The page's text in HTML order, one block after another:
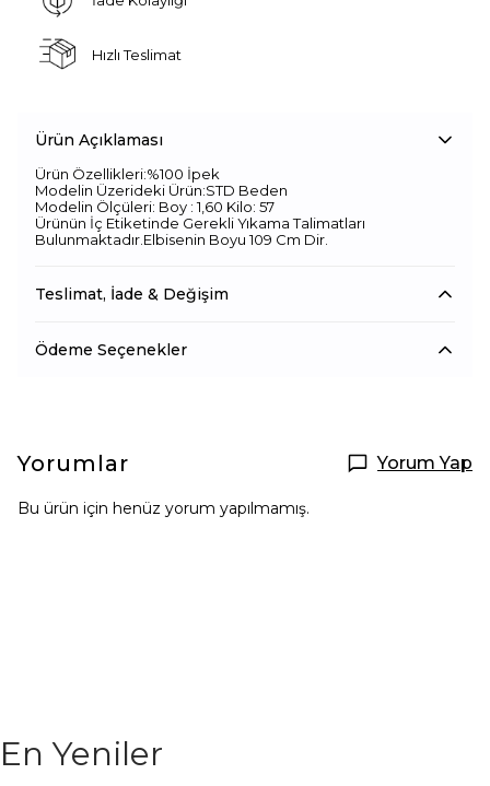
Hızlı Teslimat
Ürün Açıklaması
Ürün Özellikleri:%100 İpek
Modelin Üzerideki Ürün:STD Beden
Modelin Ölçüleri: Boy : 1,60 Kilo: 57
Ürünün İç Etiketinde Gerekli Yıkama Talimatları
Bulunmaktadır.Elbisenin Boyu 109 Cm Dir.
Teslimat, İade & Değişim
Ödeme Seçenekler
Yorumlar Yorum Yap
Bu ürün için henüz yorum yapılmamış.
En Yeniler